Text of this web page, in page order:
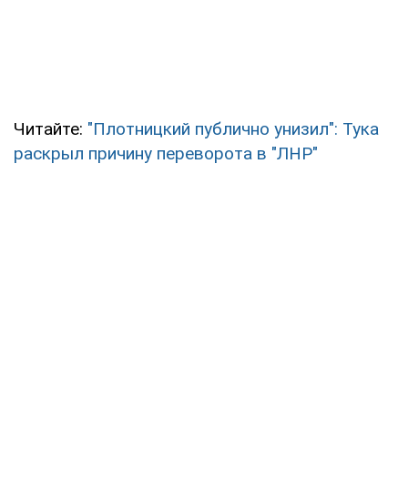
Читайте: "Плотницкий публично унизил": Тука
раскрыл причину переворота в "ЛНР"